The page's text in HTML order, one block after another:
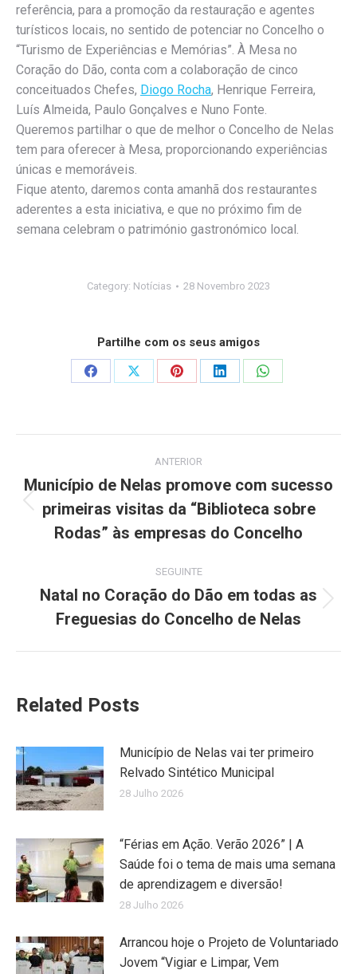
referência, para a promoção da restauração e agentes
turísticos locais, no sentido de potenciar no Concelho o
“Turismo de Experiências e Memórias”. À Mesa no
Coração do Dão, conta com a colaboração de cinco
conceituados Chefes, Diogo Rocha, Henrique Ferreira,
Luís Almeida, Paulo Gonçalves e Nuno Fonte.
Queremos partilhar o que de melhor o Concelho de Nelas
tem para oferecer à Mesa, proporcionando experiências
únicas e memoráveis.
Fique atento, daremos conta amanhã dos restaurantes
aderentes a esta iniciativa, e que no próximo fim de
semana celebram o património gastronómico local.
Category: Notícias 28 Novembro 2023
Partilhe com os seus amigos
Share
Share
Share
Share
Share
navigation
ANTERIOR
Previous
post:
Município de Nelas promove com sucesso
primeiras visitas da “Biblioteca sobre
Rodas” às empresas do Concelho
SEGUINTE
post:
Natal no Coração do Dão em todas as
Freguesias do Concelho de Nelas
Related Posts
Município de Nelas vai ter primeiro
Relvado Sintético Municipal
28 Julho 2026
“Férias em Ação. Verão 2026” | A
Saúde foi o tema de mais uma semana
de aprendizagem e diversão!
28 Julho 2026
Arrancou hoje o Projeto de Voluntariado
Jovem “Vigiar e Limpar, Vem